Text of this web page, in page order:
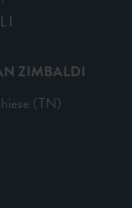
ZIMBALDI
(TN)